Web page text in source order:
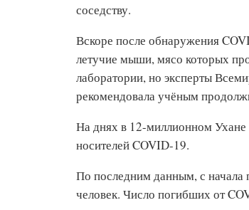
соседству.
Вскоре после обнаружения
летучие мыши, мясо которых
лаборатории, но эксперты
рекомендовала учёным
На днях в 12-миллионном Ухане
носителей COVID-19.
По последним данным, с начала
человек. Число погибших от